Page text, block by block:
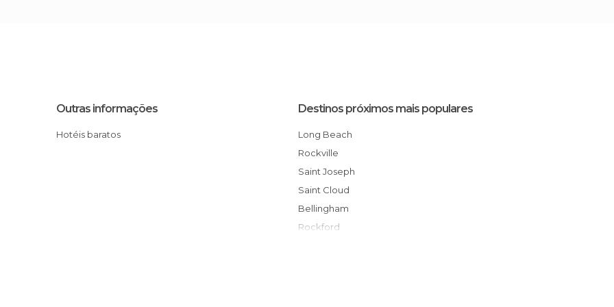
Outras informações
Hotéis baratos
Destinos próximos mais populares
Long Beach
Rockville
Saint Joseph
Saint Cloud
Bellingham
Rockford